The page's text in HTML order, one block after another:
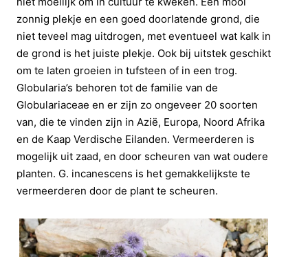
zonnig plekje en een goed doorlatende grond, die
niet teveel mag uitdrogen, met eventueel wat kalk in
de grond is het juiste plekje. Ook bij uitstek geschikt
om te laten groeien in tufsteen of in een trog.
Globularia’s behoren tot de familie van de
Globulariaceae en er zijn zo ongeveer 20 soorten
van, die te vinden zijn in Azië, Europa, Noord Afrika
en de Kaap Verdische Eilanden. Vermeerderen is
mogelijk uit zaad, en door scheuren van wat oudere
planten. G. incanescens is het gemakkelijkste te
vermeerderen door de plant te scheuren.